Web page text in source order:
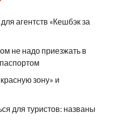
агентств «Кешбэк за
не надо приезжать в
зону» и
для туристов: названы